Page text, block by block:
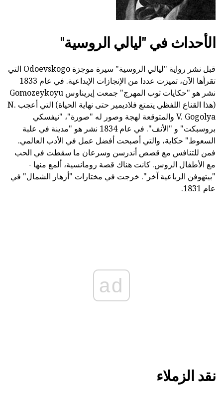
الأحداث في "ليالي الروسية"
قبل نشر رواية "ليالي الروسية" سيرة موجزة Odoevskogo التي
تقرأها الآن، تميزت عددا من الإنجازات الإبداعية. في عام 1833
نشر هو "حكايات ثوب المهرج" جمعت إيريناوس Gomozeykoyu
(هذا القناع اللفظي يتمتع فلاديمير حتى نهاية الحياة) التي أعجب N.
V. Gogolya والمتوقعة لهجة وصور له "صورة"، "نيفسكي
بروسبكت" و "الأنف". في عام 1834 نشر هو "مدينة في علبة
السعوط" حكاية، والتي أصبحت أفضل عمل في الأدب العالمي.
فمن للتنافس مع قصص أندرسن وسرعان ما سقطت في الحب
مع الأطفال الروس. كانت هناك قصة رومانسية، ألمع منها -
"بيتهوفن الرباعية آخر". خرجت في مختارات "أزهار الشمال" في
عام 1831.
ad
نقد الزملاء